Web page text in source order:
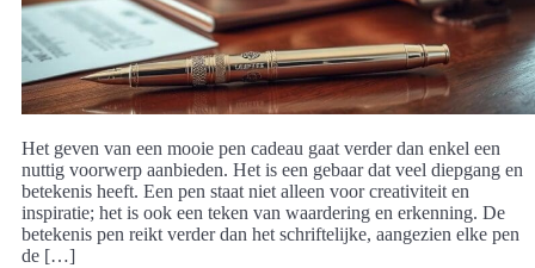
Het geven van een mooie pen cadeau gaat verder dan enkel een
nuttig voorwerp aanbieden. Het is een gebaar dat veel diepgang en
betekenis heeft. Een pen staat niet alleen voor creativiteit en
inspiratie; het is ook een teken van waardering en erkenning. De
betekenis pen reikt verder dan het schriftelijke, aangezien elke pen
de […]